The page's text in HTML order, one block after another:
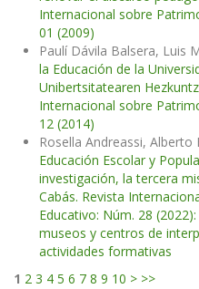
Internacional sobre
01 (2009)
Paulí Dávila Balsera, Luis
la Educación de la
Unibertsitatearen
Internacional sobre
12 (2014)
Rosella Andreassi, Alberto
Educación Escolar y
investigación, la tercera
Cabás. Revista
Educativo: Núm. 28
museos y centros de
actividades formativas
1 2 3 4 5 6 7 8 9 10 > >>